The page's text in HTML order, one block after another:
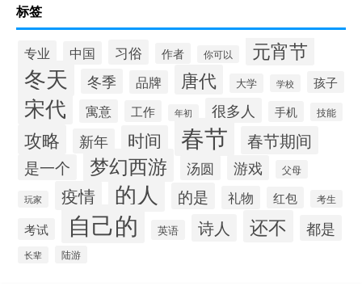
标签
专业 中国 习俗 作者 你可以 元宵节
冬天 冬季 品牌 唐代 大学 学校 孩子
宋代 寓意 工作 年初 很多人 手机 技能
攻略 新年 时间 春节 春节期间
是一个 梦幻西游 汤圆 游戏 父母
玩家 疫情 的人 的是 礼物 红包 考生
考试 自己的 英语 诗人 还不 都是
长辈 陆游